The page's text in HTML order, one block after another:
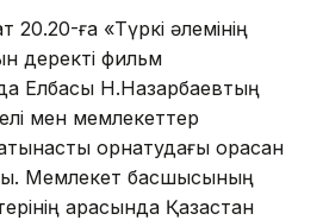
20.20-ға «Түркі әлемінің
деректі фильм
Елбасы Н.Назарбаевтың
мен мемлекеттер
орнатудағы орасан
Мемлекет басшысының
арқасында Қазақстан